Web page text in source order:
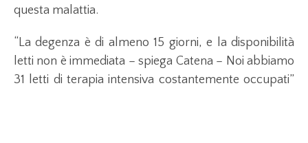
questa malattia.
“La degenza è di almeno 15 giorni, e la disponibilità
letti non è immediata – spiega Catena – Noi abbiamo
31 letti di terapia intensiva costantemente occupati”